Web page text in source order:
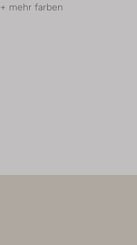
+ mehr farben